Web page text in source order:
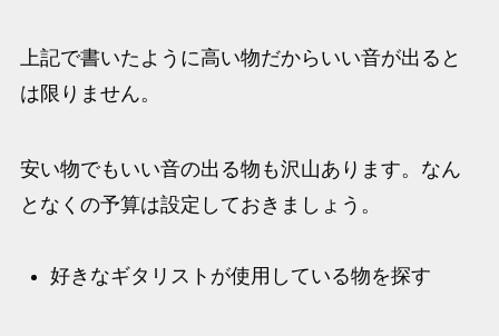
上記で書いたように高い物だからいい音が出ると
は限りません。
安い物でもいい音の出る物も沢山あります。なん
となくの予算は設定しておきましょう。
好きなギタリストが使用している物を探す